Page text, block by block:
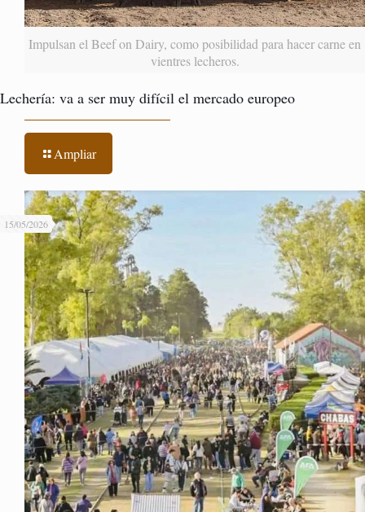
Impulsan el Beef on Dairy, como posibilidad para hacer carne en
vientres lecheros.
Lechería: va a ser muy difícil el mercado europeo
Ampliar
15/05/2026